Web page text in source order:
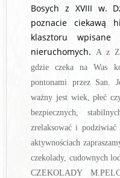
Bosych z XVIII w.
poznacie ciekawą
klasztoru
nieruchomych. A z
gdzie czeka na Was
pontonami przez San.
ważny jest wiek, płeć
bezpiecznych,
zrelaksować i
aktywnościach
czekolady, cudownych
CZEKOLADY